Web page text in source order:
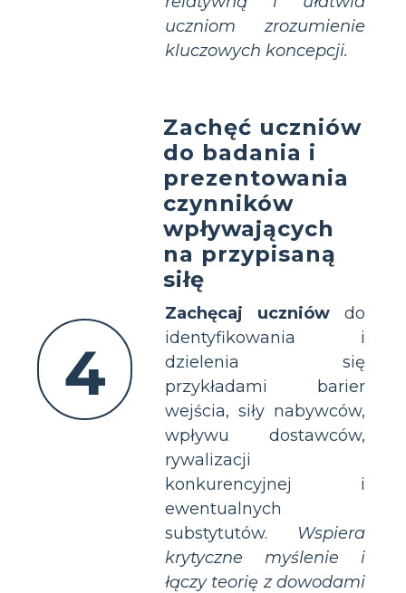
uczniom zrozumienie
kluczowych koncepcji.
4
Zachęć uczniów
do badania i
prezentowania
czynników
wpływających
na przypisaną
siłę
Zachęcaj uczniów do
identyfikowania i
dzielenia się
przykładami barier
wejścia, siły nabywców,
wpływu dostawców,
rywalizacji
konkurencyjnej i
ewentualnych
substytutów. Wspiera
krytyczne myślenie i
łączy teorię z dowodami